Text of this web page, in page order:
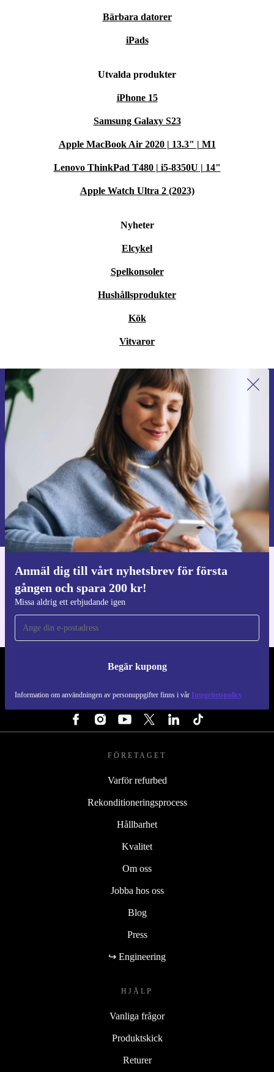
Bärbara datorer
iPads
Utvalda produkter
iPhone 15
Samsung Galaxy S23
Apple MacBook Air 2020 | 13.3" | M1
Lenovo ThinkPad T480 | i5-8350U | 14"
Apple Watch Ultra 2 (2023)
Nyheter
Elcykel
Spelkonsoler
Hushållsprodukter
Kök
Vitvaror
Anmäl dig till vårt nyhetsbrev för första
gången och spara 200 kr!
Missa aldrig ett erbjudande igen
Begär kupong
Information om användningen av personuppgifter finns i vår Integritetspolicy
Anmäl dig till vårt nyhetsbrev för
första gången och spara 200 kr!
Missa aldrig ett erbjudande igen.
Begär kupong
Information om användningen av personuppgifter finns i vår
Integritetspolicy
Ladda ner refurbed appen
För iOS och Android
REFURBED SVERIGE - RETHINK NEW.
FÖLJ OSS
FÖRETAGET
Varför refurbed
Rekonditioneringsprocess
Hållbarhet
Kvalitet
Om oss
Jobba hos oss
Blog
Press
↪ Engineering
HJÄLP
Vanliga frågor
Produktskick
Returer